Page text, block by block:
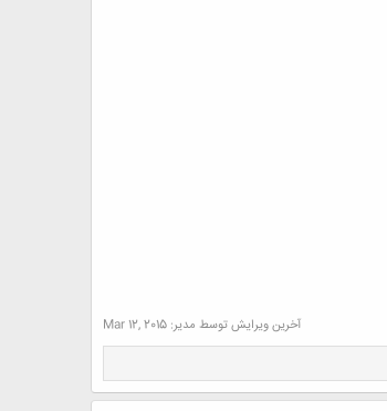
آخرین ویرایش توسط مدیر: Mar 12, 2015